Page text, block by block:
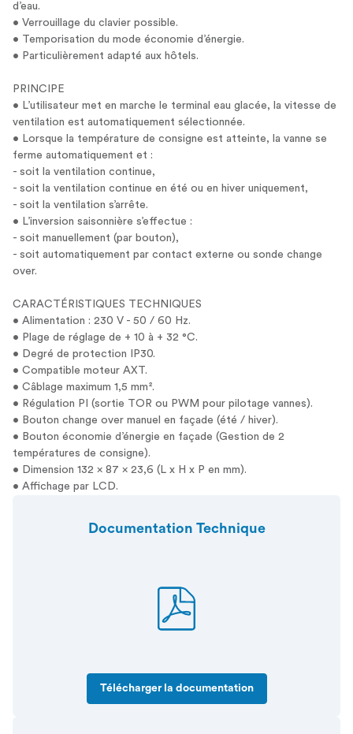
d’eau.
• Verrouillage du clavier possible.
• Temporisation du mode économie d’énergie.
• Particulièrement adapté aux hôtels.
PRINCIPE
• L’utilisateur met en marche le terminal eau glacée, la vitesse de
ventilation est automatiquement sélectionnée.
• Lorsque la température de consigne est atteinte, la vanne se
ferme automatiquement et :
- soit la ventilation continue,
- soit la ventilation continue en été ou en hiver uniquement,
- soit la ventilation s’arrête.
• L’inversion saisonnière s’effectue :
- soit manuellement (par bouton),
- soit automatiquement par contact externe ou sonde change
over.
CARACTÉRISTIQUES TECHNIQUES
• Alimentation : 230 V - 50 / 60 Hz.
• Plage de réglage de + 10 à + 32 °C.
• Degré de protection IP30.
• Compatible moteur AXT.
• Câblage maximum 1,5 mm².
• Régulation PI (sortie TOR ou PWM pour pilotage vannes).
• Bouton change over manuel en façade (été / hiver).
• Bouton économie d’énergie en façade (Gestion de 2
températures de consigne).
• Dimension 132 x 87 x 23,6 (L x H x P en mm).
• Affichage par LCD.
Documentation Technique
Télécharger la documentation